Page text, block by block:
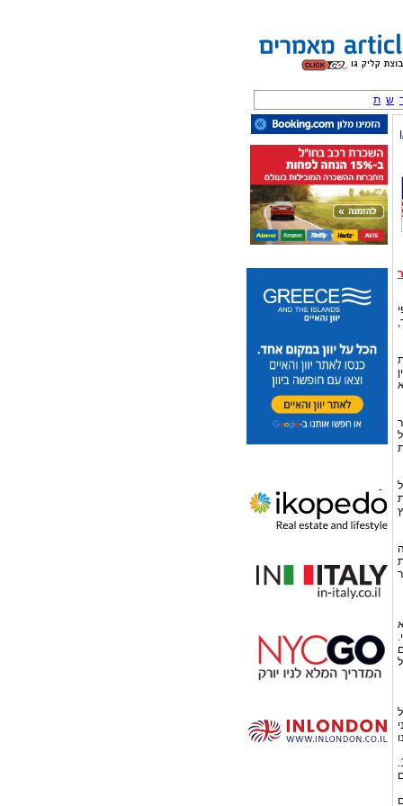
ש ת
של 16% והחל
• מתן שירותים על בסיס מזומן – כל סכום שישולם מיום ה-1.9.12 יחויב במע"מ בשיעור של 17%.